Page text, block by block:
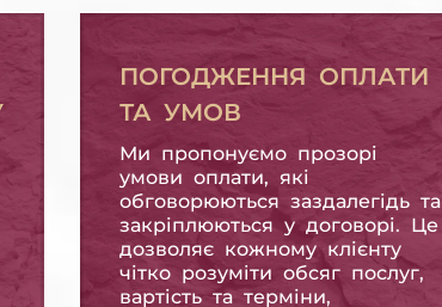
ПОГОДЖЕННЯ ОПЛАТИ
ТА УМОВ
Ми пропонуємо прозорі
умови оплати, які
обговорюються заздалегідь та
закріплюються у договорі. Це
дозволяє кожному клієнту
чітко розуміти обсяг послуг,
вартість та терміни,